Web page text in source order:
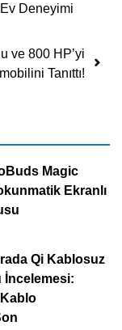
Ev Deneyimi
ve 800 HP’yi
Tanıttı!
Magic
Ekranlı
Qi Kablosuz
İncelemesi: